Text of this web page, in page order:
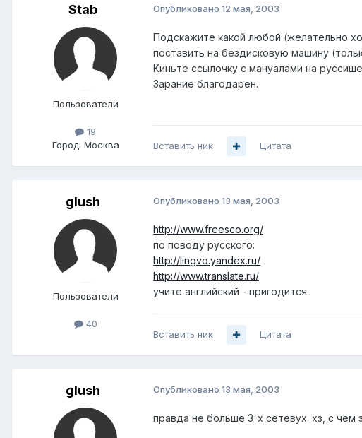
Stab
Пользователи
19
Город: Москва
Опубликовано 12 мая, 2003
Подскажите какой любой (желательно
поставить на бездисковую машину
Киньте ссылочку с мануалами на
Зарание благодарен.
Вставить ник Цитата
glush
Пользователи
40
Опубликовано 13 мая, 2003
http://www.freesco.org/
по поводу русского:
http://lingvo.yandex.ru/
http://www.translate.ru/
учите английский - пригодится..
Вставить ник Цитата
glush Опубликовано 13 мая, 2003
правда не больше 3-х сетевух. хз, с